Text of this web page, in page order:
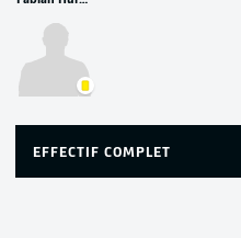
EFFECTIF COMPLET